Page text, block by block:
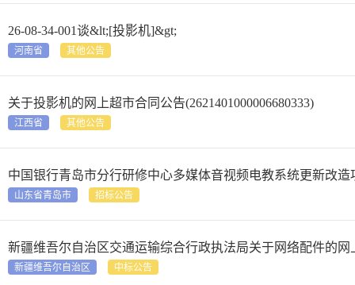
26-08-34-001谈&lt;[投影机]&gt;
河南省 其他公告
关于投影机的网上超市合同公告(2621401000006680333)
江西省 其他公告
中国银行青岛市分行研修中心多媒体音视频电教系统更新改
山东省青岛市 招标公告
新疆维吾尔自治区交通运输综合行政执法局关于网络配件的网
新疆维吾尔自治区 中标公告